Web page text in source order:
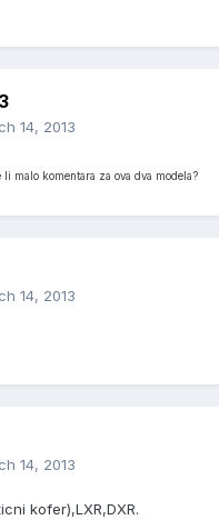
14, 2013
malo komentara za ova dva modela?
14, 2013
14, 2013
kofer),LXR,DXR.